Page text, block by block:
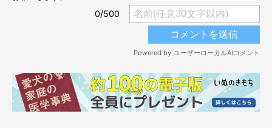
同じベッドでギュウギュウになって眠っていました！ これは可
愛すぎる…。2匹の仲良しぶりがうかがえて、見ていてほっこり
しますね♪